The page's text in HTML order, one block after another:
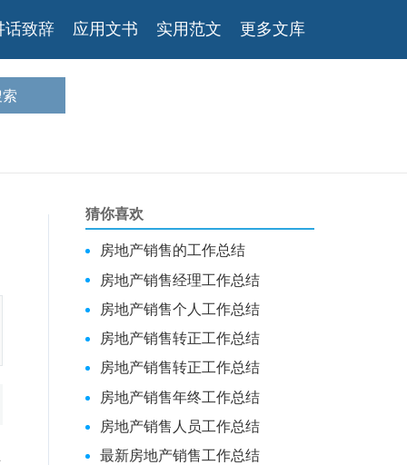
话致辞 应用文书 实用范文 更多文库
猜你喜欢
房地产销售的工作总结
房地产销售经理工作总结
房地产销售个人工作总结
房地产销售转正工作总结
房地产销售转正工作总结
房地产销售年终工作总结
房地产销售人员工作总结
最新房地产销售工作总结